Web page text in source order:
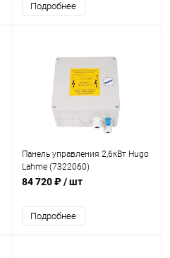
Подробнее
Панель управления 2,6кВт Hugo
Lahme (7322060)
84 720 ₽/ шт
Подробнее